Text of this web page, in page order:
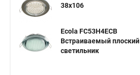
38x106
Ecola FC53H4ECB
Встраиваемый плоский
светильник